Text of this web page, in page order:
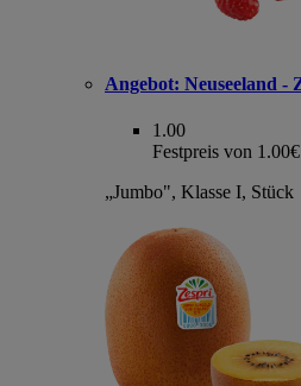
Angebot: Neuseeland -
1.00
Festpreis von 1.00€
„Jumbo", Klasse I, Stück